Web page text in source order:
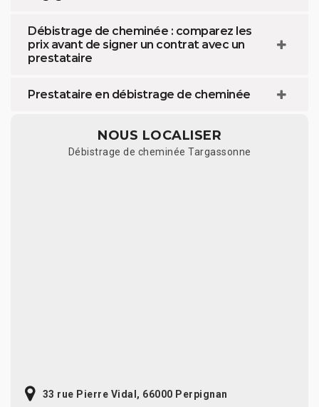
Débistrage de cheminée : comparez les
prix avant de signer un contrat avec un
prestataire
Prestataire en débistrage de cheminée
NOUS LOCALISER
Débistrage de cheminée Targassonne
33 rue Pierre Vidal, 66000 Perpignan